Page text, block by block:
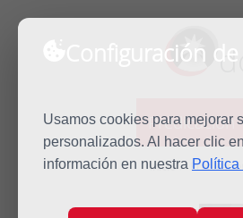
Configuración
Usamos cookies para mejorar
personalizados. Al hacer clic
información en nuestra
Predicación
Inicio